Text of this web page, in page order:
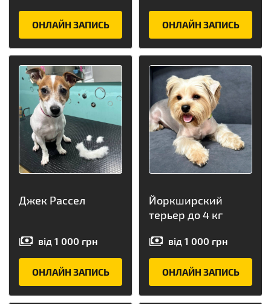
ОНЛАЙН ЗАПИСЬ ОНЛАЙН ЗАПИСЬ
Джек Рассел
від 1 000 грн
ОНЛАЙН ЗАПИСЬ
Йоркширский
терьер до 4 кг
від 1 000 грн
ОНЛАЙН ЗАПИСЬ